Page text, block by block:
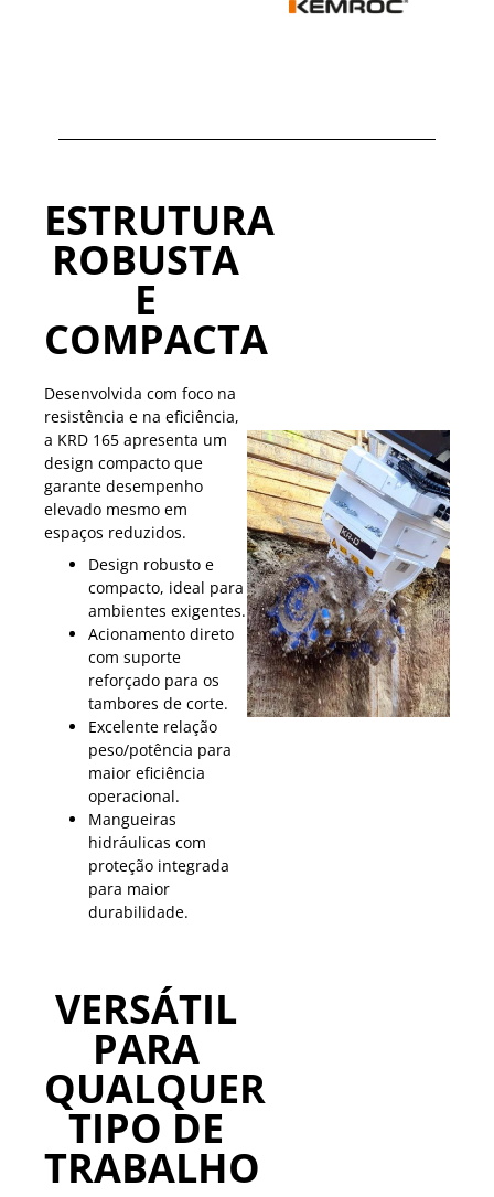
ESTRUTURA
ROBUSTA
E
COMPACTA
Desenvolvida com foco na
resistência e na eficiência,
a KRD 165 apresenta um
design compacto que
garante desempenho
elevado mesmo em
espaços reduzidos.
Design robusto e
compacto, ideal para
ambientes exigentes.
Acionamento direto
com suporte
reforçado para os
tambores de corte.
Excelente relação
peso/potência para
maior eficiência
operacional.
Mangueiras
hidráulicas com
proteção integrada
para maior
durabilidade.
VERSÁTIL
PARA
QUALQUER
TIPO DE
TRABALHO